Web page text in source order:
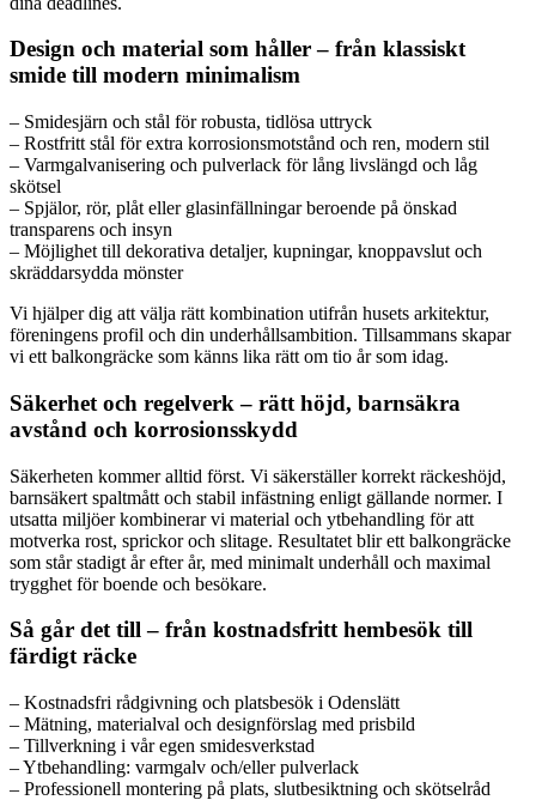
Design och material som håller – från klassiskt
smide till modern minimalism
– Smidesjärn och stål för robusta, tidlösa uttryck
– Rostfritt stål för extra korrosionsmotstånd och ren, modern stil
– Varmgalvanisering och pulverlack för lång livslängd och låg
skötsel
– Spjälor, rör, plåt eller glasinfällningar beroende på önskad
transparens och insyn
– Möjlighet till dekorativa detaljer, kupningar, knoppavslut och
skräddarsydda mönster
Vi hjälper dig att välja rätt kombination utifrån husets arkitektur,
föreningens profil och din underhållsambition. Tillsammans skapar
vi ett balkongräcke som känns lika rätt om tio år som idag.
Säkerhet och regelverk – rätt höjd, barnsäkra
avstånd och korrosionsskydd
Säkerheten kommer alltid först. Vi säkerställer korrekt räckeshöjd,
barnsäkert spaltmått och stabil infästning enligt gällande normer. I
utsatta miljöer kombinerar vi material och ytbehandling för att
motverka rost, sprickor och slitage. Resultatet blir ett balkongräcke
som står stadigt år efter år, med minimalt underhåll och maximal
trygghet för boende och besökare.
Så går det till – från kostnadsfritt hembesök till
färdigt räcke
– Kostnadsfri rådgivning och platsbesök i Odenslätt
– Mätning, materialval och designförslag med prisbild
– Tillverkning i vår egen smidesverkstad
– Ytbehandling: varmgalv och/eller pulverlack
– Professionell montering på plats, slutbesiktning och skötselråd